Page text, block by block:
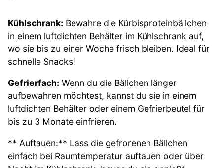
Kühlschrank: Bewahre die Kürbisproteinbällchen
in einem luftdichten Behälter im Kühlschrank auf,
wo sie bis zu einer Woche frisch bleiben. Ideal für
schnelle Snacks!
Gefrierfach: Wenn du die Bällchen länger
aufbewahren möchtest, kannst du sie in einem
luftdichten Behälter oder einem Gefrierbeutel für
bis zu 3 Monate einfrieren.
** Auftauen:** Lass die gefrorenen Bällchen
einfach bei Raumtemperatur auftauen oder über